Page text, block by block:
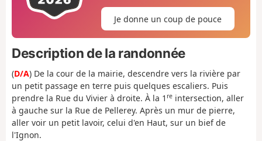
Je donne un coup de pouce
Description de la randonnée
(D/A) De la cour de la mairie, descendre vers la rivière par
un petit passage en terre puis quelques escaliers. Puis
prendre la Rue du Vivier à droite. À la 1 re intersection, aller
à gauche sur la Rue de Pellerey. Après un mur de pierre,
aller voir un petit lavoir, celui d'en Haut, sur un bief de
l'Ignon.